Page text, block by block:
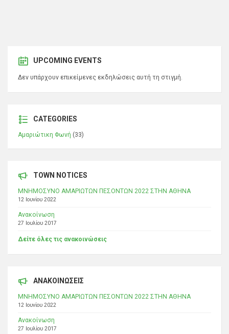
UPCOMING EVENTS
Δεν υπάρχουν επικείμενες εκδηλώσεις αυτή τη στιγμή.
CATEGORIES
Αμαριώτικη Φωνή (33)
TOWN NOTICES
ΜΝΗΜΟΣΥΝΟ ΑΜΑΡΙΩΤΩΝ ΠΕΣΟΝΤΩΝ 2022 ΣΤΗΝ ΑΘΗΝΑ
12 Ιουνίου 2022
Ανακοίνωση
27 Ιουλίου 2017
Δείτε όλες τις ανακοινώσεις
ΑΝΑΚΟΙΝΩΣΕΙΣ
ΜΝΗΜΟΣΥΝΟ ΑΜΑΡΙΩΤΩΝ ΠΕΣΟΝΤΩΝ 2022 ΣΤΗΝ ΑΘΗΝΑ
12 Ιουνίου 2022
Ανακοίνωση
27 Ιουλίου 2017